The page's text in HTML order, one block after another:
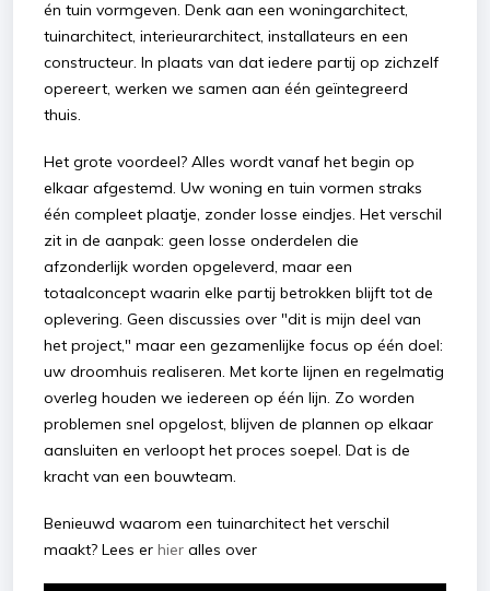
én tuin vormgeven. Denk aan een woningarchitect,
tuinarchitect, interieurarchitect, installateurs en een
constructeur. In plaats van dat iedere partij op zichzelf
opereert, werken we samen aan één geïntegreerd
thuis.
Het grote voordeel? Alles wordt vanaf het begin op
elkaar afgestemd. Uw woning en tuin vormen straks
één compleet plaatje, zonder losse eindjes. Het verschil
zit in de aanpak: geen losse onderdelen die
afzonderlijk worden opgeleverd, maar een
totaalconcept waarin elke partij betrokken blijft tot de
oplevering. Geen discussies over "dit is mijn deel van
het project," maar een gezamenlijke focus op één doel:
uw droomhuis realiseren. Met korte lijnen en regelmatig
overleg houden we iedereen op één lijn. Zo worden
problemen snel opgelost, blijven de plannen op elkaar
aansluiten en verloopt het proces soepel. Dat is de
kracht van een bouwteam.
Benieuwd waarom een tuinarchitect het verschil
maakt? Lees er hier alles over